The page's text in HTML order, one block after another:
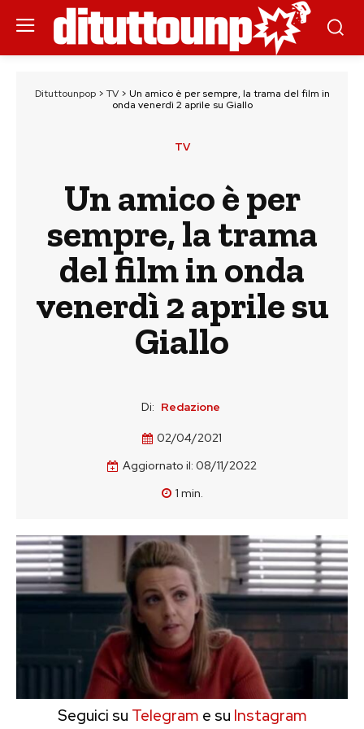
Dituttounpop> TV> Un amico è per sempre, la trama del film in
onda venerdì 2 aprile su Giallo
TV
Un amico è per
sempre, la trama
del film in onda
venerdì 2 aprile su
Giallo
Di: Redazione
02/04/2021
Aggiornato il: 08/11/2022
1 min.
Seguici su Telegram e su Instagram